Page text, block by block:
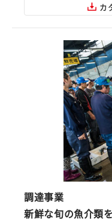
カ
調達事業
新鮮な旬の魚介類